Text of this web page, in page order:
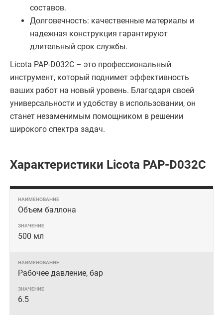
составов.
Долговечность: качественные материалы и
надежная конструкция гарантируют
длительный срок службы.
Licota PAP-D032C – это профессиональный
инструмент, который поднимет эффективность
ваших работ на новый уровень. Благодаря своей
универсальности и удобству в использовании, он
станет незаменимым помощником в решении
широкого спектра задач.
Характеристики Licota PAP-D032C
Объем баллона
500 мл
Рабочее давление, бар
6.5